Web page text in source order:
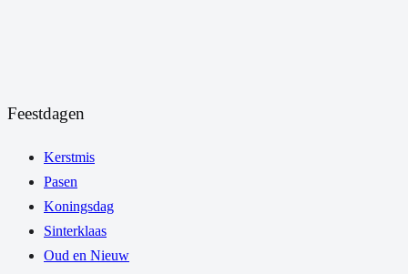
Feestdagen
Kerstmis
Pasen
Koningsdag
Sinterklaas
Oud en Nieuw